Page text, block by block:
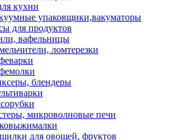
кухни
упаковщики,вакуматоры
для продуктов
вафельницы
ломтерезки
блендеры
микроволновые печи
для овощей, фруктов